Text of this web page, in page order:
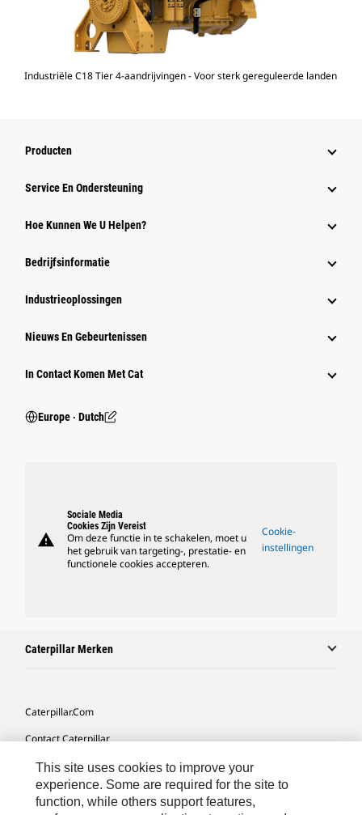
Industriële C18 Tier 4-aandrijvingen - Voor sterk gereguleerde landen
Producten
Service En Ondersteuning
Hoe Kunnen We U Helpen?
Bedrijfsinformatie
Industrieoplossingen
Nieuws En Gebeurtenissen
In Contact Komen Met Cat
Europe ‧ Dutch
warning
Sociale Media
Cookies Zijn Vereist
Om deze functie in te schakelen, moet u
het gebruik van targeting-, prestatie- en
functionele cookies accepteren.
Cookie-
instellingen
Caterpillar Merken
Caterpillar.com
Contact Caterpillar
Mijn Marketingvoorkeuren
Site Map
This site uses cookies to improve your
experience. Some are required for the site to
function, while others support features,